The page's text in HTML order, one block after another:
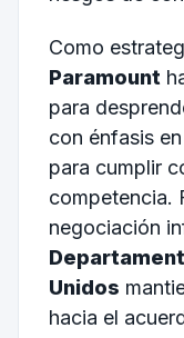
Como
Paramount
para
con énfasis
para cumplir
competencia.
negociación
Unidos
hacia el